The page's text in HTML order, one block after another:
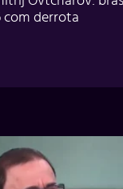
com derrota